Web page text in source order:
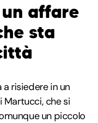
affare
sta
risiedere in un
Martucci, che si
un piccolo